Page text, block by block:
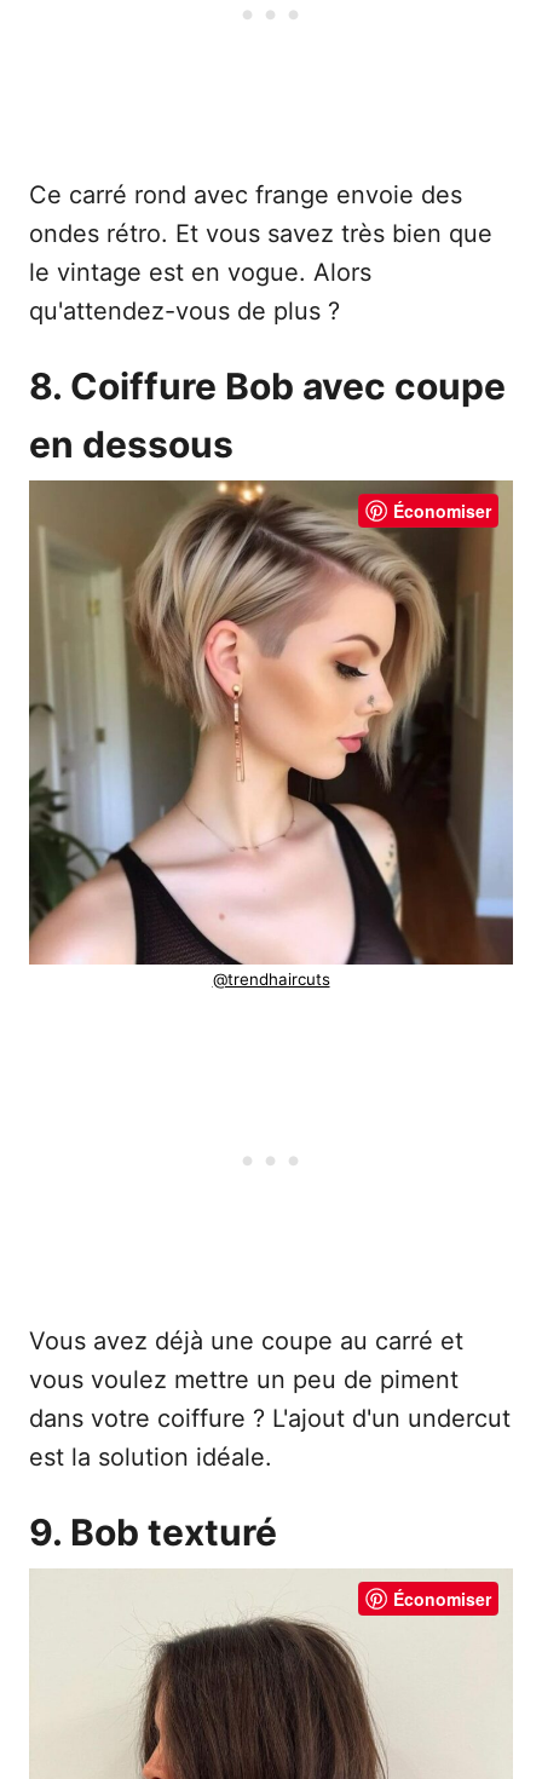
Ce carré rond avec frange envoie des
ondes rétro. Et vous savez très bien que
le vintage est en vogue. Alors
qu'attendez-vous de plus ?
8. Coiffure Bob avec coupe
en dessous
Économiser
@trendhaircuts
Vous avez déjà une coupe au carré et
vous voulez mettre un peu de piment
dans votre coiffure ? L'ajout d'un undercut
est la solution idéale.
9. Bob texturé
Économiser